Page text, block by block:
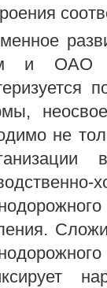
и ОАО
не